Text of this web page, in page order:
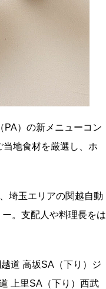
PA）の新メニューコン
当地食材を厳選し、ホ
埼玉エリアの関越自動
。支配人や料理長をは
道 高坂SA（下り）ジ
上里SA（下り）西武